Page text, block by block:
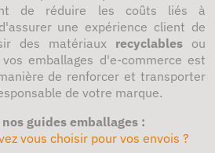
de réduire les coûts liés à
une expérience client de
des matériaux recyclables ou
emballages d'e-commerce est
de renforcer et transporter
de votre marque.
guides emballages :
vous choisir pour vos envois ?